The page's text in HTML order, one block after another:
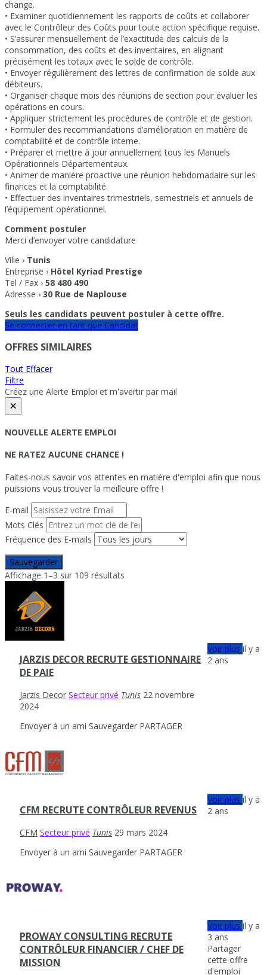
change.
• Examiner quotidiennement les rapports de coûts et collaborer
avec le Contrôleur des Coûts pour toute action spécifique requise.
• S’assurer mensuellement de l’exactitude des calculs de la
consommation, des coûts et des inventaires, en alignant
précisément les totaux avec le solde de contrôle.
• Envoyer régulièrement des lettres de confirmation de solde aux
débiteurs.
• Organiser chaque mois des réunions de section pour évaluer les
opérations en cours.
• Appliquer strictement les procédures de contrôle et de gestion.
• Formuler des recommandations d’amélioration en matière de
comptabilité et de contrôle interne.
• Préparer et mettre à jour annuellement tous les Manuels
Opérationnels Départementaux.
• Animer de manière proactive une réunion hebdomadaire sur les
finances et la comptabilité.
• Effectuer des inventaires trimestriels, semestriels et annuels de
l’équipement opérationnel.
Comment postuler
Merci d’envoyer votre candidature
Ville › Tunis
Entreprise › Hôtel Kyriad Prestige
Tel / Fax › 58 480 490
Adresse › 30 Rue de Naplouse
Seuls les candidats peuvent postuler à cette offre.
Se connecter en tant que Candidat
OFFRES SIMILAIRES
Tout Effacer
Filtre
Créez une Alerte Emploi et m'avertir par mail
×
NOUVELLE ALERTE EMPLOI
NE RATEZ AUCUNE CHANCE !
Faites-nous savoir vos attentes en matière d'emploi afin que nous
puissions vous trouver la meilleure offre !
E-mail
Mots Clés
Fréquence des E-mails
Sauvegarder
Affichage 1–3 sur 109 résultats
JARZIS DECOR RECRUTE GESTIONNAIRE
DE PAIE
Jarzis Decor Secteur privé Tunis 22 novembre
2024
Envoyer à un ami Sauvegarder PARTAGER
Voir plusil y a
2 ans
CFM RECRUTE CONTRÔLEUR REVENUS
CFM Secteur privé Tunis 29 mars 2024
Envoyer à un ami Sauvegarder PARTAGER
Voir plusil y a
2 ans
PROWAY CONSULTING RECRUTE
CONTRÔLEUR FINANCIER / CHEF DE
MISSION
Voir plusil y a
3 ans
Partager
cette offre
d'emploi